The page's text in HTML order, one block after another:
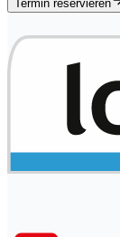
Termin reservieren